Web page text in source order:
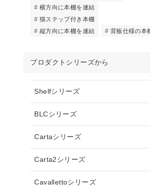
横方向に本棚を連結
猫ステップ付き本棚
縦方向に本棚を連結
背板仕様の本
プロダクトシリーズから
Shelfシリーズ
BLCシリーズ
Cartaシリーズ
Carta2シリーズ
Cavallettoシリーズ